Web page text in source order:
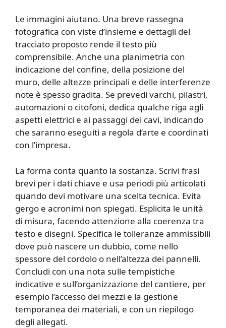
Le immagini aiutano. Una breve rassegna
fotografica con viste d’insieme e dettagli del
tracciato proposto rende il testo più
comprensibile. Anche una planimetria con
indicazione del confine, della posizione del
muro, delle altezze principali e delle interferenze
note è spesso gradita. Se prevedi varchi, pilastri,
automazioni o citofoni, dedica qualche riga agli
aspetti elettrici e ai passaggi dei cavi, indicando
che saranno eseguiti a regola d’arte e coordinati
con l’impresa.
La forma conta quanto la sostanza. Scrivi frasi
brevi per i dati chiave e usa periodi più articolati
quando devi motivare una scelta tecnica. Evita
gergo e acronimi non spiegati. Esplicita le unità
di misura, facendo attenzione alla coerenza tra
testo e disegni. Specifica le tolleranze ammissibili
dove può nascere un dubbio, come nello
spessore del cordolo o nell’altezza dei pannelli.
Concludi con una nota sulle tempistiche
indicative e sull’organizzazione del cantiere, per
esempio l’accesso dei mezzi e la gestione
temporanea dei materiali, e con un riepilogo
degli allegati.